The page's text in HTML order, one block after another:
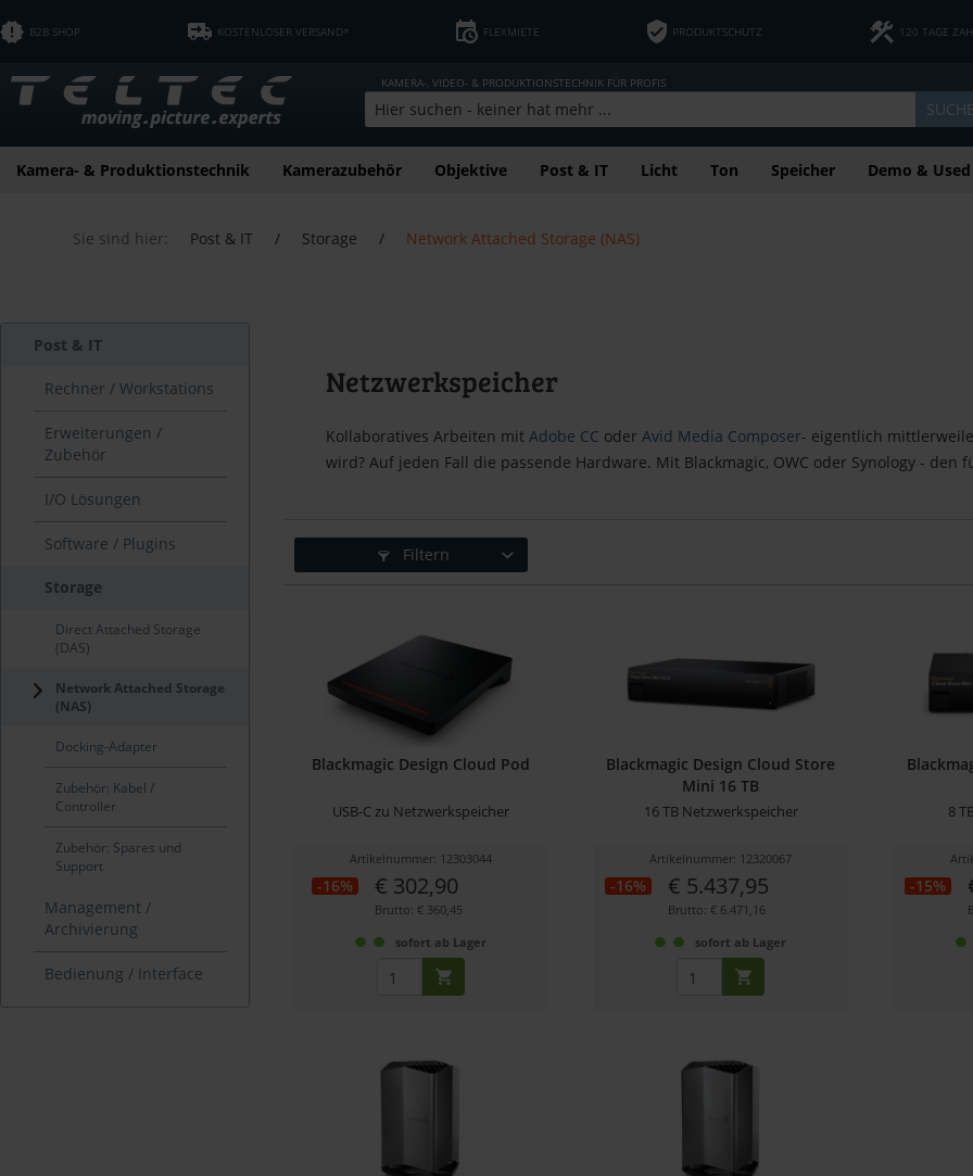
B2B SHOP KOSTENLOSER VERSAND* FLEXMIETE PRODUKTSCHUTZ 120 TAGE
KAMERA-, VIDEO- & PRODUKTIONSTECHNIK FÜR PROFIS
Kamera- & Produktionstechnik Kamerazubehör Objektive Post & IT Licht Ton Speicher Demo & Used
Sie sind hier: Post & IT / Storage / Network Attached Storage (NAS)
Post & IT
Rechner / Workstations
Erweiterungen /
Zubehör
I/O Lösungen
Software / Plugins
Storage
Direct Attached Storage
(DAS)
Network Attached Storage
(NAS)
Docking-Adapter
Zubehör: Kabel /
Controller
Zubehör: Spares und
Support
Management /
Archivierung
Bedienung / Interface
Netzwerkspeicher
Kollaboratives Arbeiten mit Adobe CC oder Avid Media Composer- eigentlich
wird? Auf jeden Fall die passende Hardware. Mit Blackmagic, OWC oder Synology -
Filtern
Blackmagic Design Cloud Pod
USB-C zu Netzwerkspeicher
Artikelnummer: 12303044
-16% € 302,90
Brutto: € 360,45
sofort ab Lager
Blackmagic Design Cloud Store
Mini 16 TB
16 TB Netzwerkspeicher
Artikelnummer: 12320067
-16% € 5.437,95
Brutto: € 6.471,16
sofort ab Lager
8
-15%